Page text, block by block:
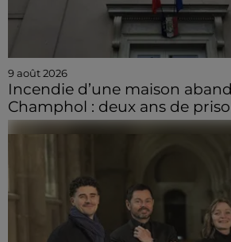
9 août 2026
Incendie d’une maison
Champhol : deux ans de